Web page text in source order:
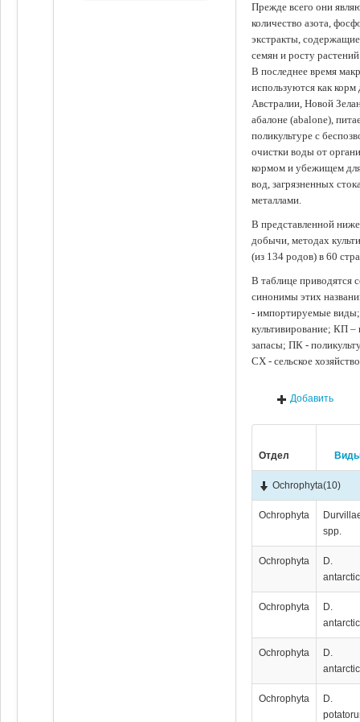
Прежде всего они
количество азота,
экстракты,
семян и росту
В последнее время
используются как
Австралии, Новой
абалоне (abalone),
поликультуре с
очистки воды от
кормом и убежищем
вод, загрязненных
металлами.
В представленной
добычи, методах
(из 134 родов) в 60
В таблице приводятся
синонимы этих
- импортируемые
культивирование; КП
запасы; ПК -
СХ - сельское
Добавить
Отдел
Ochrophyta(10)
Ochrophyta
spp.
Ochrophyta
D.
Ochrophyta
D.
Ochrophyta
D.
Ochrophyta
D.